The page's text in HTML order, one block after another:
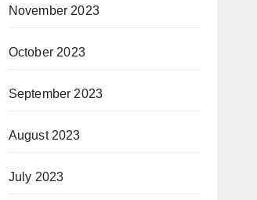
November 2023
October 2023
September 2023
August 2023
July 2023